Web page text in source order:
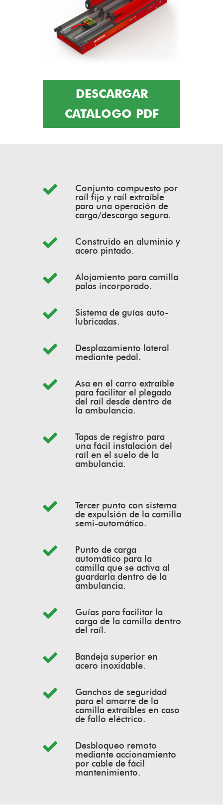
DESCARGAR
CATALOGO PDF
Conjunto compuesto por
raíl fijo y raíl extraíble
para una operación de
carga/descarga segura.
Construido en aluminio y
acero pintado.
Alojamiento para camilla
palas incorporado.
Sistema de guías auto-
lubricadas.
Desplazamiento lateral
mediante pedal.
Asa en el carro extraíble
para facilitar el plegado
del raíl desde dentro de
la ambulancia.
Tapas de registro para
una fácil instalación del
raíl en el suelo de la
ambulancia.
Tercer punto con sistema
de expulsión de la camilla
semi-automático.
Punto de carga
automático para la
camilla que se activa al
guardarla dentro de la
ambulancia.
Guías para facilitar la
carga de la camilla dentro
del raíl.
Bandeja superior en
acero inoxidable.
Ganchos de seguridad
para el amarre de la
camilla extraíbles en caso
de fallo eléctrico.
Desbloqueo remoto
mediante accionamiento
por cable de fácil
mantenimiento.